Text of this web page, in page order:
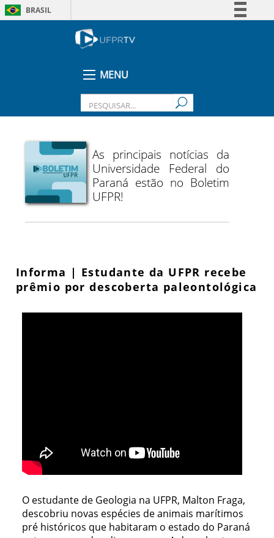
BRASIL
Legislação
MENU
As principais notícias da
Universidade Federal do
Paraná estão no Boletim
UFPR!
Informa | Estudante da UFPR recebe
prêmio por descoberta paleontológica
O estudante de Geologia na UFPR, Malton Fraga,
descobriu novas espécies de animais marítimos
pré históricos que habitaram o estado do Paraná